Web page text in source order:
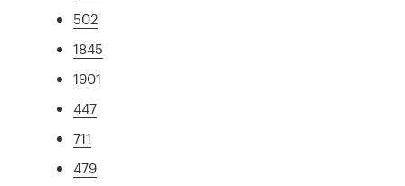
502
1845
1901
447
711
479